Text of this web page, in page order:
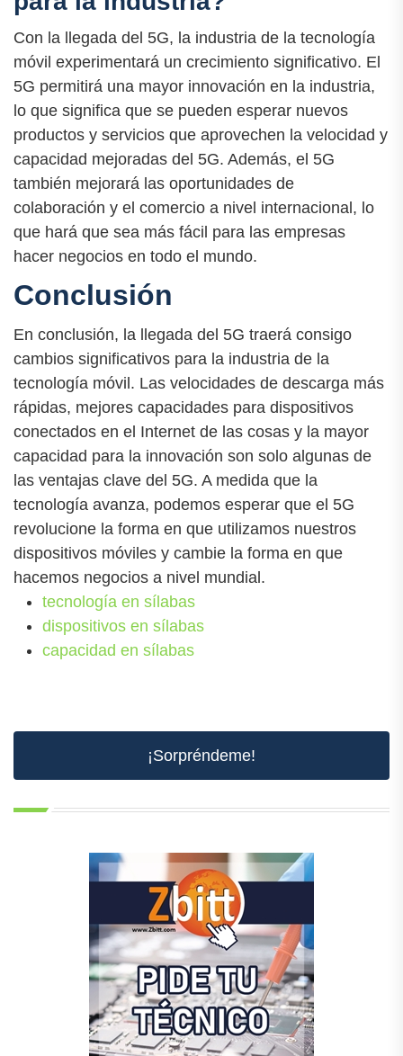
Con la llegada del 5G, la industria de la tecnología
móvil experimentará un crecimiento significativo. El
5G permitirá una mayor innovación en la industria,
lo que significa que se pueden esperar nuevos
productos y servicios que aprovechen la velocidad y
capacidad mejoradas del 5G. Además, el 5G
también mejorará las oportunidades de
colaboración y el comercio a nivel internacional, lo
que hará que sea más fácil para las empresas
hacer negocios en todo el mundo.
Conclusión
En conclusión, la llegada del 5G traerá consigo
cambios significativos para la industria de la
tecnología móvil. Las velocidades de descarga más
rápidas, mejores capacidades para dispositivos
conectados en el Internet de las cosas y la mayor
capacidad para la innovación son solo algunas de
las ventajas clave del 5G. A medida que la
tecnología avanza, podemos esperar que el 5G
revolucione la forma en que utilizamos nuestros
dispositivos móviles y cambie la forma en que
hacemos negocios a nivel mundial.
tecnología en sílabas
dispositivos en sílabas
capacidad en sílabas
¡Sorpréndeme!